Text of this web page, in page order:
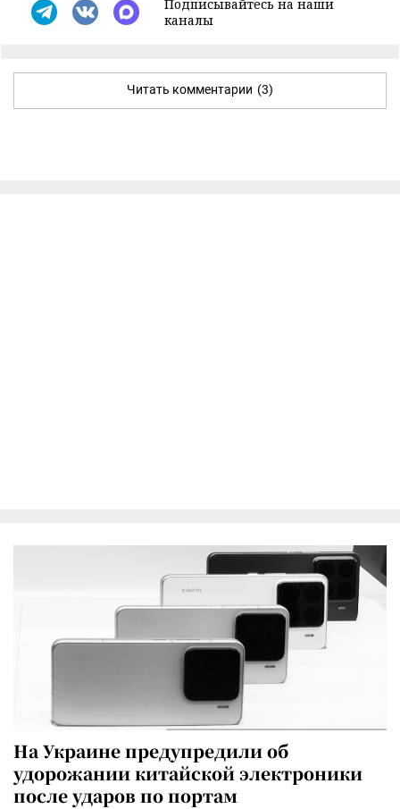
Подписывайтесь на наши
каналы
Читать комментарии (3)
На Украине предупредили об
удорожании китайской электроники
после ударов по портам